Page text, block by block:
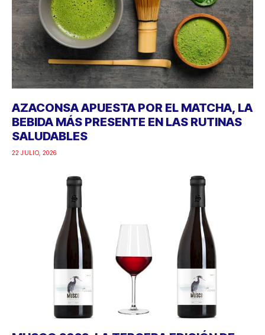
AZACONSA APUESTA POR EL MATCHA, LA
BEBIDA MÁS PRESENTE EN LAS RUTINAS
SALUDABLES
22 JULIO, 2026